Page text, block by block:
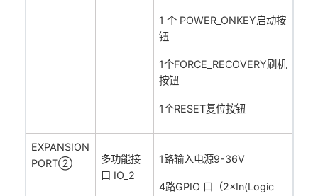
1 个 POWER_ONKEY启动按
钮
1个FORCE_RECOVERY刷机
按钮
1个RESET复位按钮
EXPANSION
PORT②
多功能接
口 IO_2
1路输入电源9-36V
4路GPIO 口（2×In(Logic